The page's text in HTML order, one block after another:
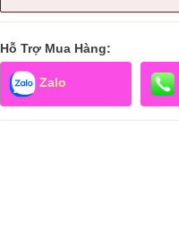
Hỗ Trợ Mua Hàng:
Zalo